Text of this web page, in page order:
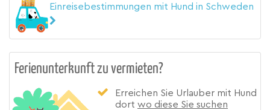
Einreisebestimmungen mit Hund in Schweden
Ferienunterkunft zu vermieten?
Erreichen Sie Urlauber mit Hund
dort wo diese Sie suchen